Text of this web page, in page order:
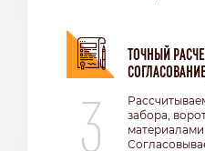
3
ТОЧНЫЙ
забора,
материалами